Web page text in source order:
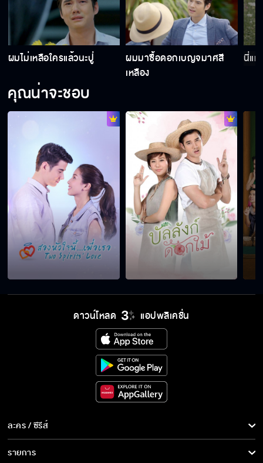
อย่างอนสิ
คิดถึงนะ เดี๋ยวรีบไปหา
จูบเมื่อกี้จืดไปเลย
อย่าพูดว่าผิดหวังในตัวฉันอีกนะ
ถ่ายสักทีเถอะ
คนที่เข้าใจกัน...นั่งคุยกันในความเงียบได้
ฉันควรจะอยู่ที่นั่นแล้วจัดการทุกอย่าง
ต้องทำได้สิ...ฉันเชื่อในตัวนาย
ผมไม่เหลือใครแล้วนะปู่
ผมมาซื้อดอกเบญจมาศสี
เหลือง
นี่แห
คุณน่าจะชอบ
ดาวน์โหลด แอปพลิเคชั่น
ละคร / ซีรีส์
ละคร/ซีรีส์
รายการ